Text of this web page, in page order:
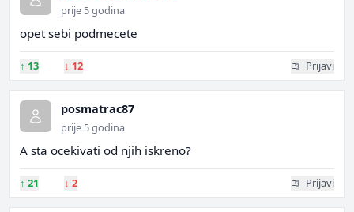
prije 5 godina
opet sebi podmecete
↑ 13 ↓ 12 Prijavi
posmatrac87
prije 5 godina
A sta ocekivati od njih iskreno?
↑ 21 ↓ 2 Prijavi